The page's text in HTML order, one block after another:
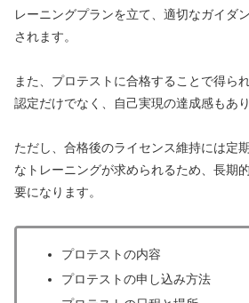
レーニングプランを立て、適切なガイダ
されます。
また、プロテストに合格することで得ら
認定だけでなく、自己実現の達成感もあり
ただし、合格後のライセンス維持には定
なトレーニングが求められるため、長期
要になります。
プロテストの内容
プロテストの申し込み方法